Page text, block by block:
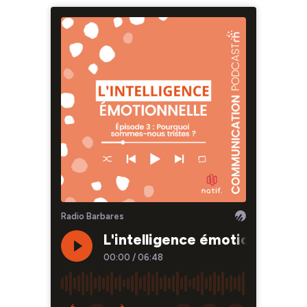
Radio Barbares
L'intelligence émotionnelle :
00:00 / 06:48